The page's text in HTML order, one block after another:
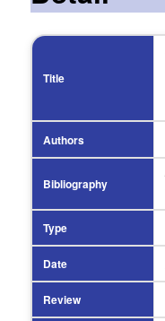
Title
Authors
Bibliography
Type
Date
Review